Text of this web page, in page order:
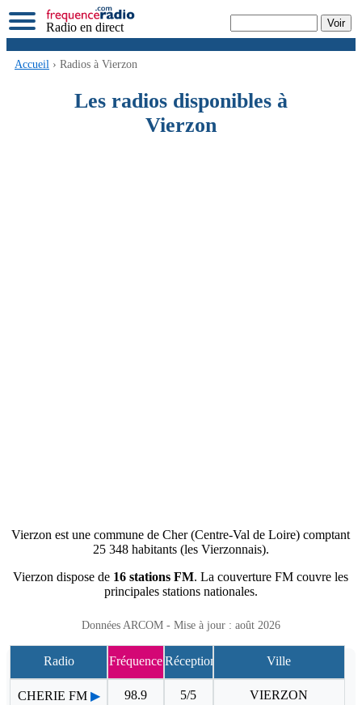
Radio en direct
Accueil › Radios à Vierzon
Les radios disponibles à
Vierzon
Vierzon est une commune de Cher (Centre-Val de Loire) comptant
25 348 habitants (les Vierzonnais).
Vierzon dispose de 16 stations FM. La couverture FM couvre les
principales stations nationales.
Données ARCOM - Mise à jour : août 2026
Radio FréquenceRéception Ville
CHERIE FM ▶ 98.9 5/5 VIERZON